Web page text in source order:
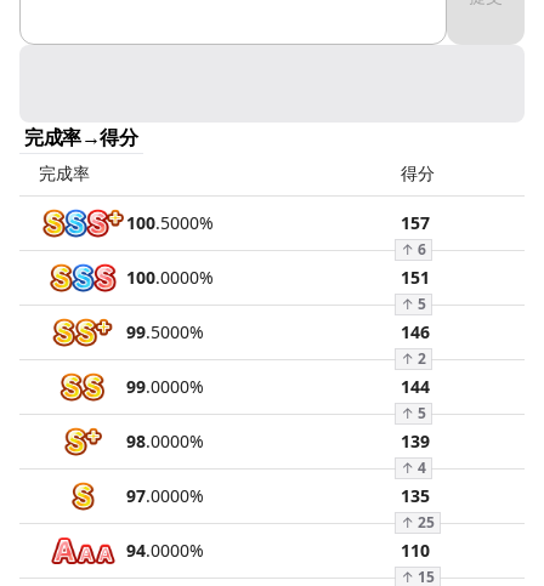
完成率→得分
完成率 得分
100.5000% 157
↑ 6
100.0000% 151
↑ 5
99.5000% 146
↑ 2
99.0000% 144
↑ 5
98.0000% 139
↑ 4
97.0000% 135
↑ 25
94.0000% 110
↑ 15